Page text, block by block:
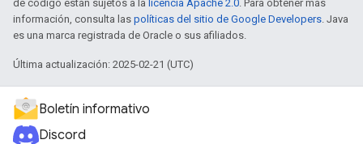
de código están sujetos a la licencia Apache 2.0. Para obtener más
información, consulta las políticas del sitio de Google Developers. Java
es una marca registrada de Oracle o sus afiliados.
Última actualización: 2025-02-21 (UTC)
Boletín informativo
Discord